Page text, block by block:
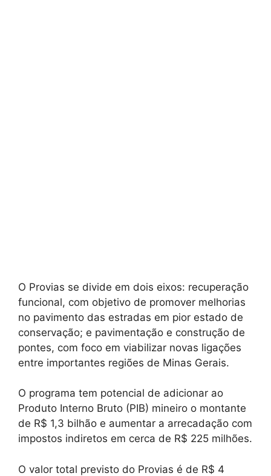
O Provias se divide em dois eixos: recuperação
funcional, com objetivo de promover melhorias
no pavimento das estradas em pior estado de
conservação; e pavimentação e construção de
pontes, com foco em viabilizar novas ligações
entre importantes regiões de Minas Gerais.
O programa tem potencial de adicionar ao
Produto Interno Bruto (PIB) mineiro o montante
de R$ 1,3 bilhão e aumentar a arrecadação com
impostos indiretos em cerca de R$ 225 milhões.
O valor total previsto do Provias é de R$ 4